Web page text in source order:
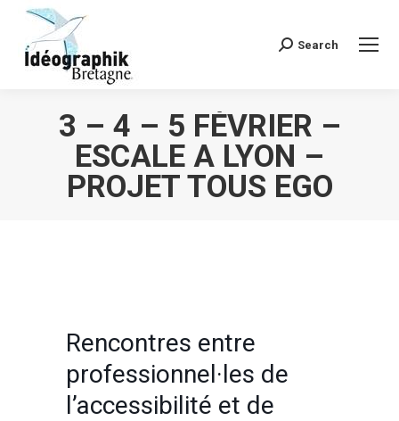
Recherche
Search
3 – 4 – 5 FÉVRIER –
ESCALE A LYON –
PROJET TOUS EGO
Rencontres entre
professionnel·les de
l’accessibilité et de